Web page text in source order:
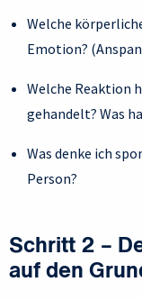
Welche
Emotion?
Welche Reaktion
gehandelt? Was
Was denke ich
Person?
Schritt 2 –
auf den